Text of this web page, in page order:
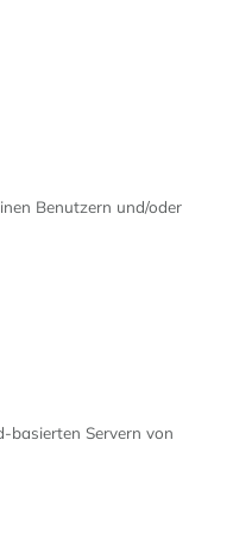
Benutzern und/oder
basierten Servern von